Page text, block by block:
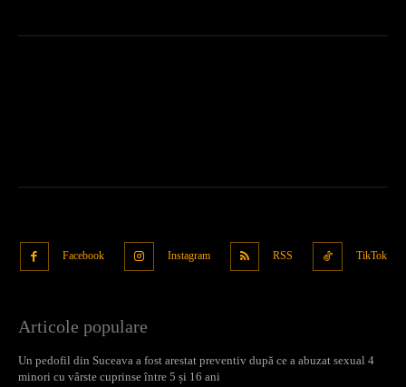
Facebook Instagram RSS TikTok
Articole populare
Un pedofil din Suceava a fost arestat preventiv după ce a abuzat sexual 4
minori cu vârste cuprinse între 5 și 16 ani